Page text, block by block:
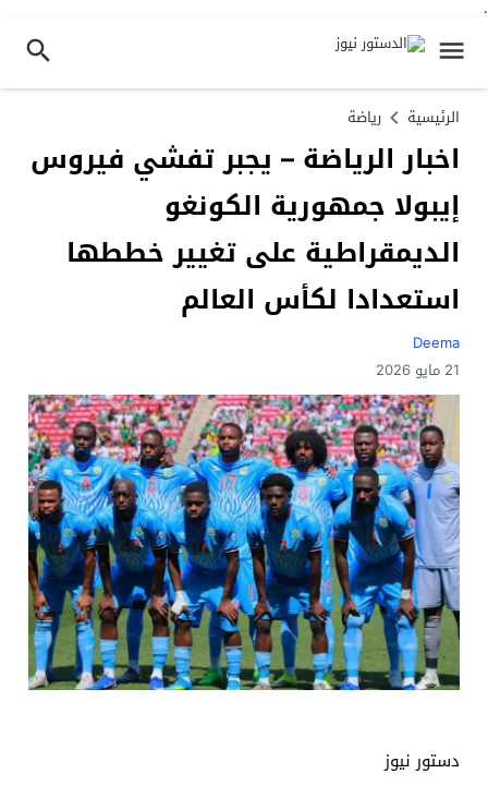
.
الرئيسية رياضة
اخبار الرياضة – يجبر تفشي فيروس
إيبولا جمهورية الكونغو
الديمقراطية على تغيير خططها
استعدادا لكأس العالم
Deema
21 مايو 2026
دستور نيوز